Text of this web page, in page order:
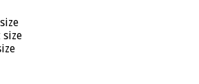
size